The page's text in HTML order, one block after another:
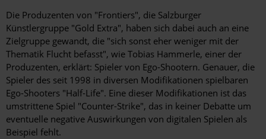
Die Produzenten von "Frontiers", die Salzburger
Künstlergruppe "Gold Extra", haben sich dabei auch an eine
Zielgruppe gewandt, die "sich sonst eher weniger mit der
Thematik Flucht ­befasst", wie Tobias Hammerle, einer der
Produzenten, erklärt: Spieler von Ego-Shootern. Genauer, die
Spieler des seit 1998 in diversen Modifikationen spielbaren
Ego-Shooters "Half-Life". Eine dieser Modifikationen ist das
umstrittene Spiel "Counter-Strike", das in keiner Debatte um
eventuelle negative Auswirkungen von digitalen Spielen als
Beispiel fehlt.